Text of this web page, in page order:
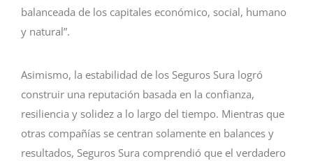
balanceada de los capitales económico, social, humano
y natural”.
Asimismo, la estabilidad de los Seguros Sura logró
construir una reputación basada en la confianza,
resiliencia y solidez a lo largo del tiempo. Mientras que
otras compañías se centran solamente en balances y
resultados, Seguros Sura comprendió que el verdadero